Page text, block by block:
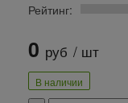
Рейтинг:
0 руб / шт
В наличии